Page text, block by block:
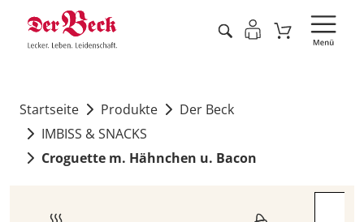
Startseite Produkte
Der Beck
IMBISS & SNACKS
Croguette m. Hähnchen u. Bacon